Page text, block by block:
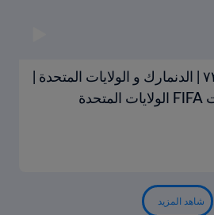
هدف جولي فودي '٧٣ | الدنمارك و الولايات المتحدة |
كأس العالم للسيدات FIFA الولايات المتحدة
شاهد المزيد